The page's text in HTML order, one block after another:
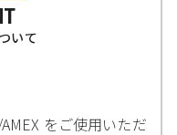
いて
をご使用いただ